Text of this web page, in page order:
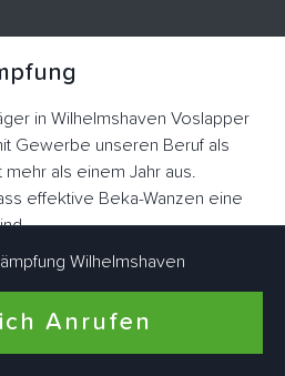
in Wilhelmshaven Voslapper
Gewerbe unseren Beruf als
als einem Jahr aus.
effektive Beka-Wanzen eine
fast gestorben.
auftreten würden.
rasante Ausbreitung von
Wilhelmshaven
Anrufen